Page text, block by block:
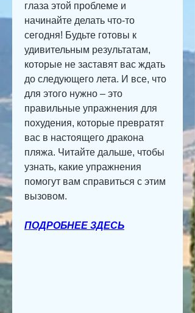
глаза этой проблеме и
начинайте делать что-то
сегодня! Будьте готовы к
удивительным результатам,
которые не заставят вас ждать
до следующего лета. И все, что
для этого нужно – это
правильные упражнения для
похудения, которые превратят
вас в настоящего дракона
пляжа. Читайте дальше, чтобы
узнать, какие упражнения
помогут вам справиться с этим
вызовом.
ПОДРОБНЕЕ ЗДЕСЬ